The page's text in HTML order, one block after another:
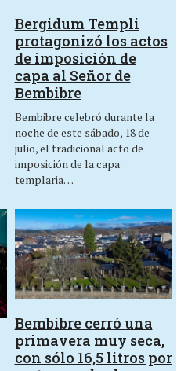
Bergidum Templi
protagonizó los actos
de imposición de
capa al Señor de
Bembibre
Bembibre celebró durante la
noche de este sábado, 18 de
julio, el tradicional acto de
imposición de la capa
templaria…
Bembibre cerró una
primavera muy seca,
con sólo 16,5 litros por